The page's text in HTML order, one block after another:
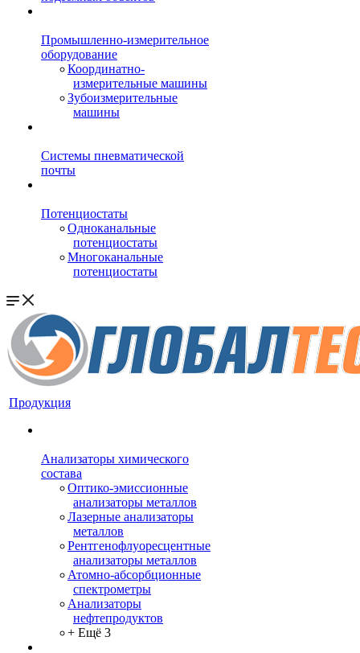
Промышленно-измерительное
оборудование
Координатно-
измерительные машины
Зубоизмерительные
машины
Системы пневматической
почты
Потенциостаты
Одноканальные
потенциостаты
Многоканальные
потенциостаты
Продукция
Анализаторы химического
состава
Оптико-эмиссионные
анализаторы металлов
Лазерные анализаторы
металлов
Рентгенофлуоресцентные
анализаторы металлов
Атомно-абсорбционные
спектрометры
Анализаторы
нефтепродуктов
+ Ещё 3